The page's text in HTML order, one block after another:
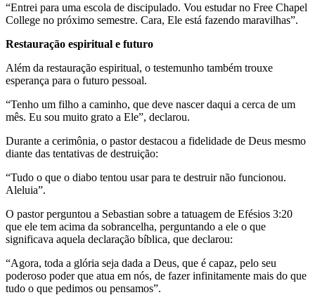
“Entrei para uma escola de discipulado. Vou estudar no Free Chapel
College no próximo semestre. Cara, Ele está fazendo maravilhas”.
Restauração espiritual e futuro
Além da restauração espiritual, o testemunho também trouxe
esperança para o futuro pessoal.
“Tenho um filho a caminho, que deve nascer daqui a cerca de um
mês. Eu sou muito grato a Ele”, declarou.
Durante a cerimônia, o pastor destacou a fidelidade de Deus mesmo
diante das tentativas de destruição:
“Tudo o que o diabo tentou usar para te destruir não funcionou.
Aleluia”.
O pastor perguntou a Sebastian sobre a tatuagem de Efésios 3:20
que ele tem acima da sobrancelha, perguntando a ele o que
significava aquela declaração bíblica, que declarou:
“Agora, toda a glória seja dada a Deus, que é capaz, pelo seu
poderoso poder que atua em nós, de fazer infinitamente mais do que
tudo o que pedimos ou pensamos”.